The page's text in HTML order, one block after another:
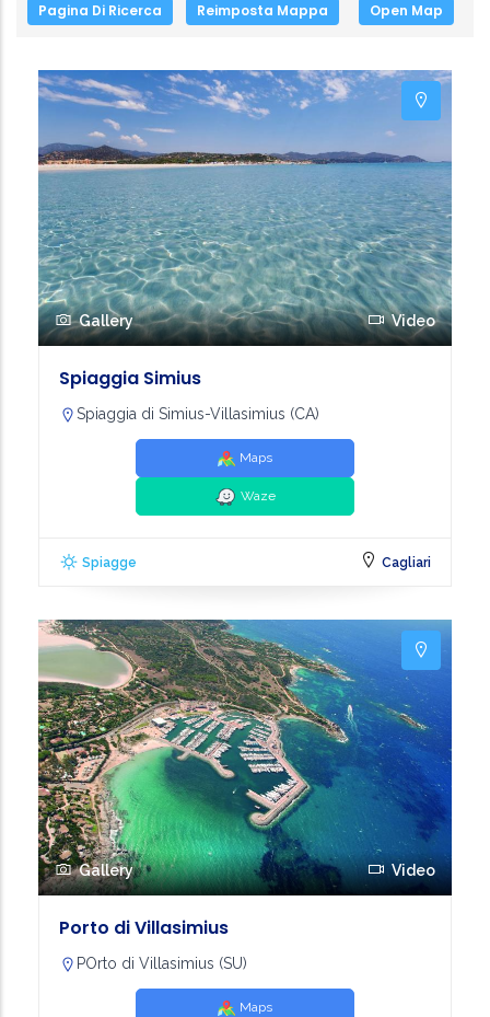
Pagina Di Ricerca Reimposta Mappa Open Map
Gallery Video
Spiaggia Simius
Spiaggia di Simius-Villasimius (CA)
Maps
Waze
Spiagge Cagliari
Gallery Video
Porto di Villasimius
POrto di Villasimius (SU)
Maps